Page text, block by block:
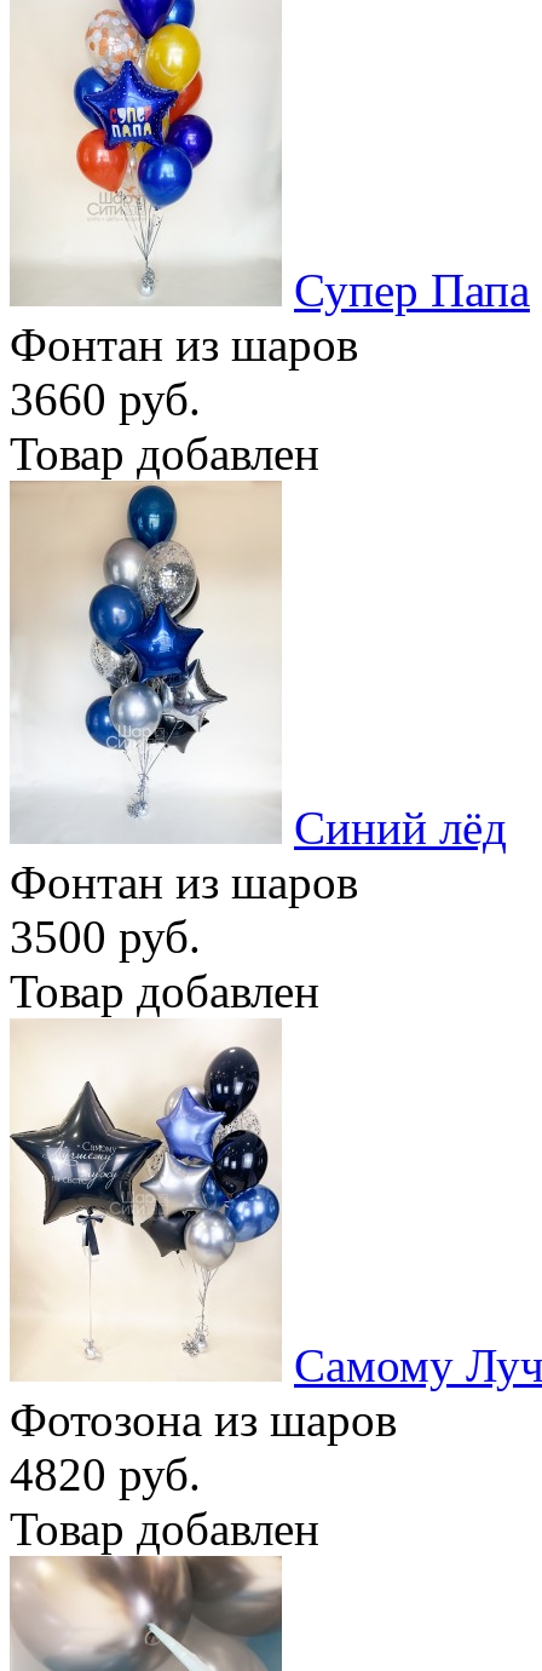
Супер Папа
Фонтан из шаров
3660 руб.
Товар добавлен
Синий лёд
Фонтан из шаров
3500 руб.
Товар добавлен
Самому
Фотозона из шаров
4820 руб.
Товар добавлен